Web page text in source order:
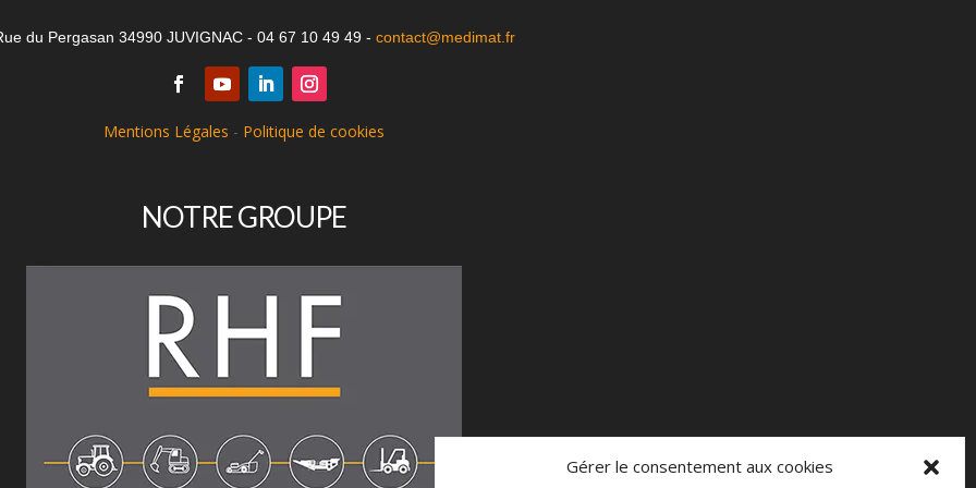
Gérer le consentement aux cookies
du Pergasan 34990 JUVIGNAC - 04 67 10 49 49 - contact@medimat.fr
Mentions Légales - Politique de cookies
NOTRE GROUPE